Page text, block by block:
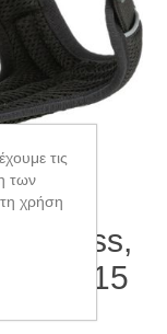
cm/15
τις
των
χρήση